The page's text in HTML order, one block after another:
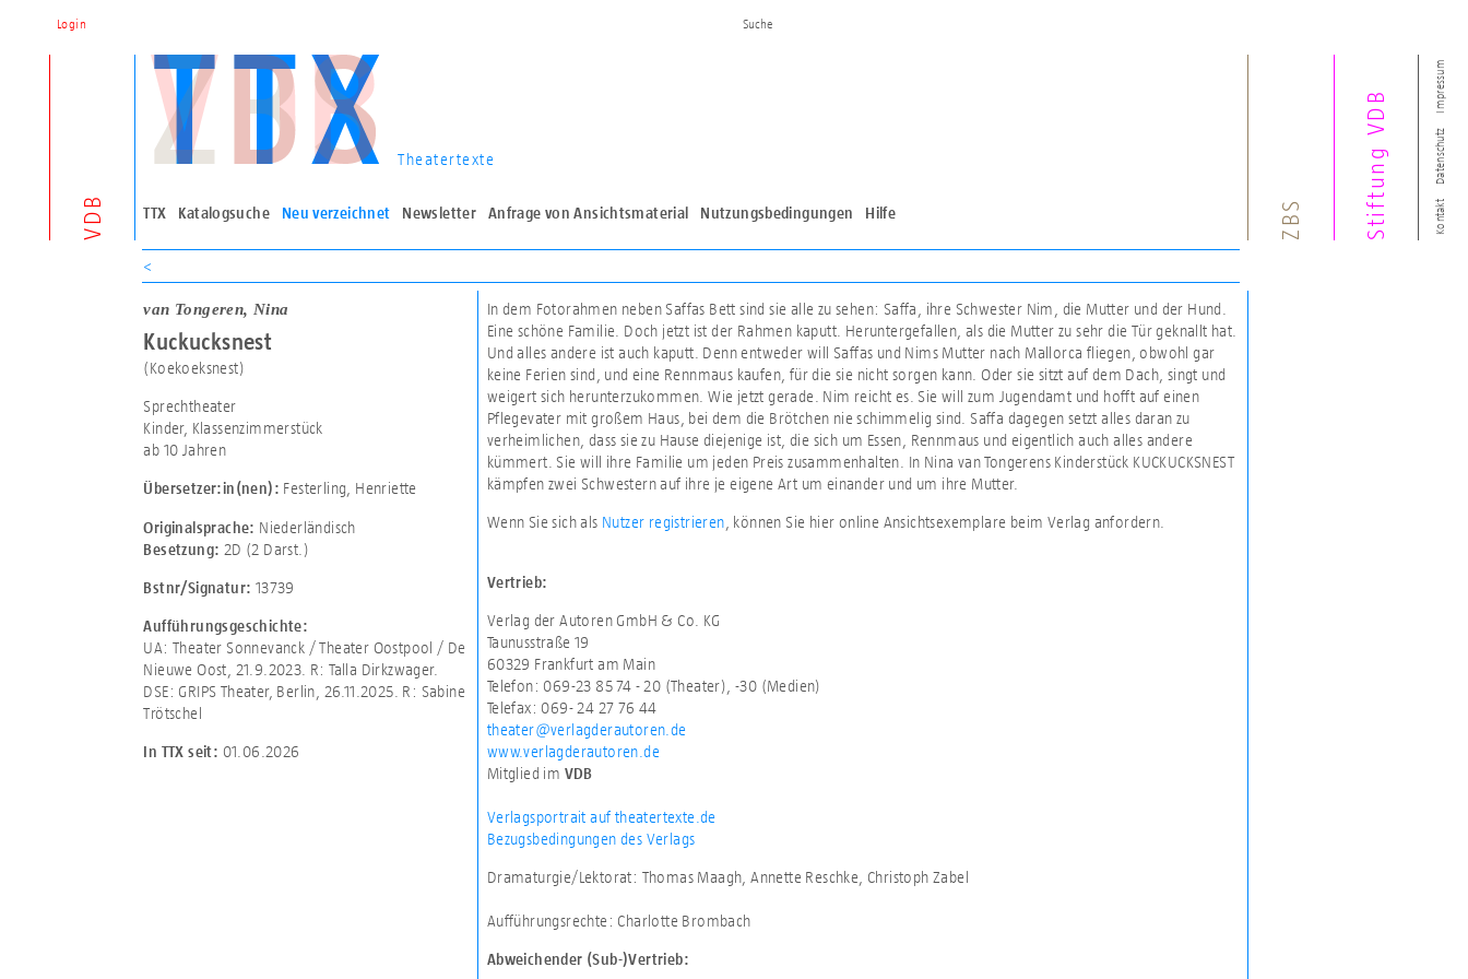
Kontakt
Datenschutz
Impressum
VDB
Theatertexte
TTX Katalogsuche Neu verzeichnet Newsletter Anfrage von Ansichtsmaterial Nutzungsbedingungen Hilfe ZBS Stiftung VDB
Login
<
van Tongeren, Nina
Kuckucksnest
(Koekoeksnest)
Sprechtheater
Kinder, Klassenzimmerstück
ab 10 Jahren
Übersetzer:in(nen): Festerling, Henriette
Originalsprache: Niederländisch
Besetzung: 2D (2 Darst.)
Bstnr/Signatur: 13739
Aufführungsgeschichte:
UA: Theater Sonnevanck / Theater Oostpool / De
Nieuwe Oost, 21.9.2023. R: Talla Dirkzwager.
DSE: GRIPS Theater, Berlin, 26.11.2025. R: Sabine
Trötschel
In TTX seit: 01.06.2026
In dem Fotorahmen neben Saffas Bett sind sie alle zu sehen: Saffa, ihre Schwester Nim, die Mutter und der Hund.
Eine schöne Familie. Doch jetzt ist der Rahmen kaputt. Heruntergefallen, als die Mutter zu sehr die Tür geknallt hat.
Und alles andere ist auch kaputt. Denn entweder will Saffas und Nims Mutter nach Mallorca fliegen, obwohl gar
keine Ferien sind, und eine Rennmaus kaufen, für die sie nicht sorgen kann. Oder sie sitzt auf dem Dach, singt und
weigert sich herunterzukommen. Wie jetzt gerade. Nim reicht es. Sie will zum Jugendamt und hofft auf einen
Pflegevater mit großem Haus, bei dem die Brötchen nie schimmelig sind. Saffa dagegen setzt alles daran zu
verheimlichen, dass sie zu Hause diejenige ist, die sich um Essen, Rennmaus und eigentlich auch alles andere
kümmert. Sie will ihre Familie um jeden Preis zusammenhalten. In Nina van Tongerens Kinderstück KUCKUCKSNEST
kämpfen zwei Schwestern auf ihre je eigene Art um einander und um ihre Mutter.
Wenn Sie sich als Nutzer registrieren , können Sie hier online Ansichtsexemplare beim Verlag anfordern.
Vertrieb:
Verlag der Autoren GmbH & Co. KG
Taunusstraße 19
60329 Frankfurt am Main
Telefon: 069-23 85 74 - 20 (Theater), -30 (Medien)
Telefax: 069- 24 27 76 44
theater@verlagderautoren.de
www.verlagderautoren.de
Mitglied im VDB
Verlagsportrait auf theatertexte.de
Bezugsbedingungen des Verlags
Dramaturgie/Lektorat: Thomas Maagh, Annette Reschke, Christoph Zabel
Aufführungsrechte: Charlotte Brombach
Abweichender (Sub-)Vertrieb: